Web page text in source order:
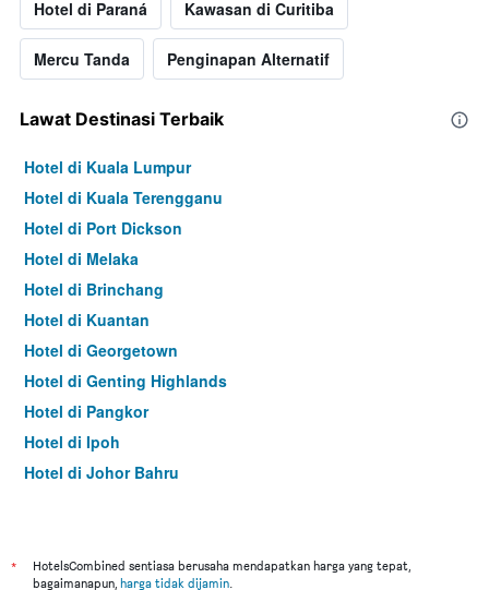
Hotel di Paraná Kawasan di Curitiba
Mercu Tanda Penginapan Alternatif
Lawat Destinasi Terbaik
Hotel di Kuala Lumpur
Hotel di Kuala Terengganu
Hotel di Port Dickson
Hotel di Melaka
Hotel di Brinchang
Hotel di Kuantan
Hotel di Georgetown
Hotel di Genting Highlands
Hotel di Pangkor
Hotel di Ipoh
Hotel di Johor Bahru
Hotel di Kuching
*
HotelsCombined sentiasa berusaha mendapatkan harga yang tepat,
bagaimanapun, harga tidak dijamin.